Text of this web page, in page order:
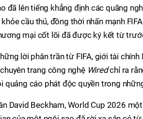
đã lên tiếng khẳng định các quãng
cầu thủ, đồng thời nhấn mạnh
mại cốt lõi đã được ký kết từ
lời phân trần từ FIFA, giới tài
trang công nghệ Wiredchỉ ra
quảng cáo phát độc quyền trong
David Beckham, World Cup 2026